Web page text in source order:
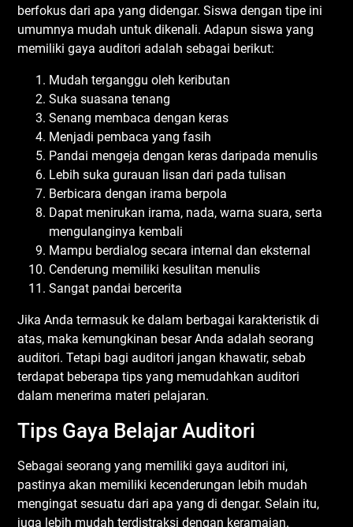
berfokus dari apa yang didengar. Siswa dengan tipe ini
umumnya mudah untuk dikenali. Adapun siswa yang
memiliki gaya auditori adalah sebagai berikut:
Mudah terganggu oleh keributan
Suka suasana tenang
Senang membaca dengan keras
Menjadi pembaca yang fasih
Pandai mengeja dengan keras daripada menulis
Lebih suka gurauan lisan dari pada tulisan
Berbicara dengan irama berpola
Dapat menirukan irama, nada, warna suara, serta
mengulanginya kembali
Mampu berdialog secara internal dan eksternal
Cenderung memiliki kesulitan menulis
Sangat pandai bercerita
Jika Anda termasuk ke dalam berbagai karakteristik di
atas, maka kemungkinan besar Anda adalah seorang
auditori. Tetapi bagi auditori jangan khawatir, sebab
terdapat beberapa tips yang memudahkan auditori
dalam menerima materi pelajaran.
Tips Gaya Belajar Auditori
Sebagai seorang yang memiliki gaya auditori ini,
pastinya akan memiliki kecenderungan lebih mudah
mengingat sesuatu dari apa yang di dengar. Selain itu,
juga lebih mudah terdistraksi dengan keramaian.